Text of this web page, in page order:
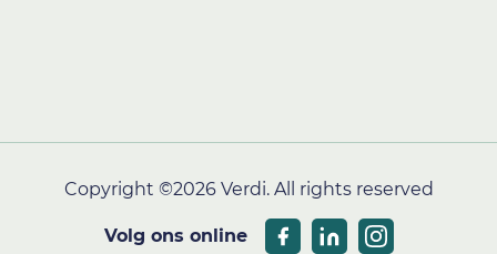
Copyright ©2026 Verdi. All rights reserved
Volg ons online